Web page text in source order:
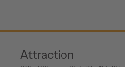
Attraction